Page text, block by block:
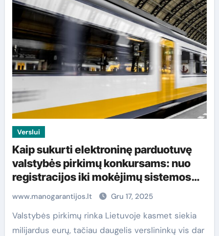
Verslui
Kaip sukurti elektroninę parduotuvę
valstybės pirkimų konkursams: nuo
registracijos iki mokėjimų sistemos
www.manogarantijos.lt Gru 17, 2025
Valstybės pirkimų rinka Lietuvoje kasmet siekia
milijardus eurų, tačiau daugelis verslininkų vis dar